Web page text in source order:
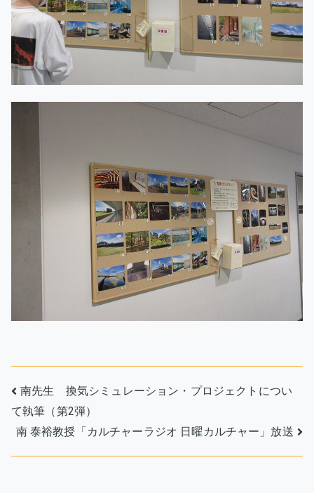
（3
年）」
へ
投
稿
ナ
南先生 換気シミュレーション・プロジェクトについ
て執筆（第2弾）
南 泰裕教授「カルチャーラジオ 日曜カルチャー」放送